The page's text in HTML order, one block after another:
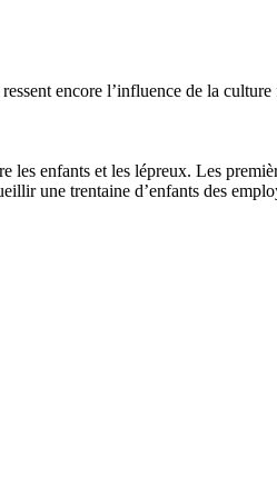
encore l’influence de la culture
enfants et les lépreux. Les
une trentaine d’enfants des